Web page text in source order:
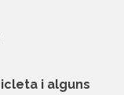
i alguns